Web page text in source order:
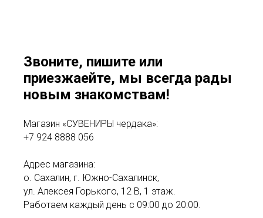
Звоните, пишите или
приезжаейте, мы всегда рады
новым знакомствам!
Магазин «СУВЕНИРЫ чердака»:
+7 924 8888 056
Адрес магазина:
о. Сахалин, г. Южно-Сахалинск,
ул. Алексея Горького, 12 В, 1 этаж.
Работаем каждый день с 09:00 до 20:00.